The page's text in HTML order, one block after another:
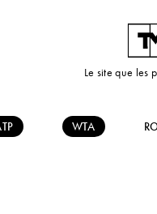
Le site que les
WTA